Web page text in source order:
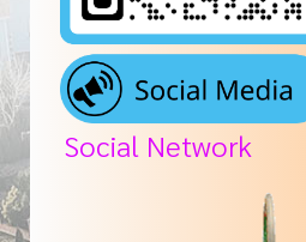
Social Network